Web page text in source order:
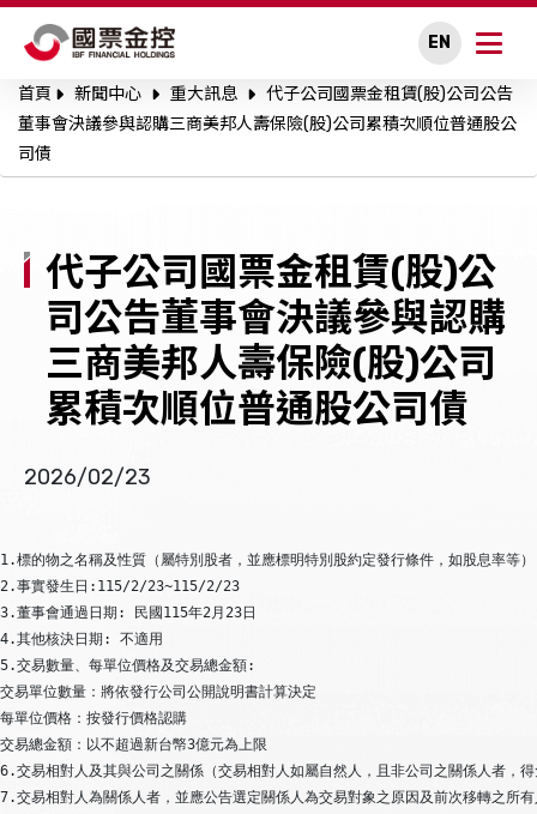
EN
於國票金控
續專區
資人關係
才招募
聞中心
害關係人溝通
首頁 新聞中心 重大訊息
代子公司國票金租賃(股)公司公告
董事會決議參與認購三商美邦人壽保險(股)公司累積次順位普通股公
司債
代子公司國票金租賃(股)公
司公告董事會決議參與認購
三商美邦人壽保險(股)公司
累積次順位普通股公司債
2026/02/23
1.標的物之名稱及性質（屬特別股者，並應標明特別股約定發行條件，如股息率等
2.事實發生日:115/2/23~115/2/23
3.董事會通過日期: 民國115年2月23日
4.其他核決日期: 不適用
5.交易數量、每單位價格及交易總金額:
交易單位數量：將依發行公司公開說明書計算決定
每單位價格：按發行價格認購
交易總金額：以不超過新台幤3億元為上限
6.交易相對人及其與公司之關係（交易相對人如屬自然人，且非公司之關係人者，
7.交易相對人為關係人者，並應公告選定關係人為交易對象之原因及前次移轉之所